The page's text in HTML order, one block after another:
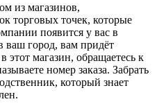
из магазинов,
торговых точек, которые
появится у вас в
ваш город, вам придёт
этот магазин, обращаетесь к
номер заказа. Забрать
который знает